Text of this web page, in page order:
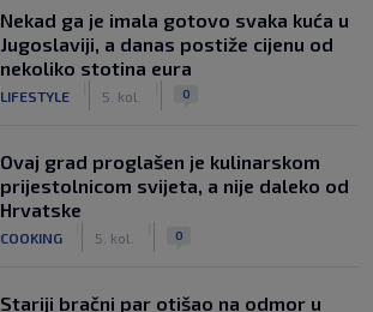
Nekad ga je imala gotovo svaka kuća u
Jugoslaviji, a danas postiže cijenu od
nekoliko stotina eura
LIFESTYLE 5. kol. 0
Ovaj grad proglašen je kulinarskom
prijestolnicom svijeta, a nije daleko od
Hrvatske
COOKING 5. kol. 0
Stariji bračni par otišao na odmor u